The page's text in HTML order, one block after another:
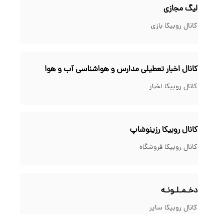
لیگ مجازی
کانال روبیکا بازی
کانال اخبار تعطیلی مدارس و هواشناسی آب و هوا
کانال روبیکا اخبار
کانال روبیکا رزینوشاپ
کانال روبیکا فروشگاه
دخـمـلـونـه
کانال روبیکا سایر